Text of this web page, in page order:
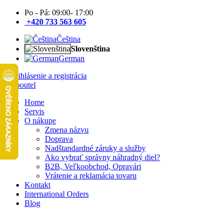
Po - Pá: 09:00- 17:00
+420 733 563 605
Čeština
Slovenština
German
Prihlásenie a registrácia
Home
Servis
O nákupe
Zmena názvu
Doprava
Nadštandardné záruky a služby
Ako vybrať správny náhradný diel?
B2B, Veľkoobchod, Opravári
Vrátenie a reklamácia tovaru
Kontakt
International Orders
Blog